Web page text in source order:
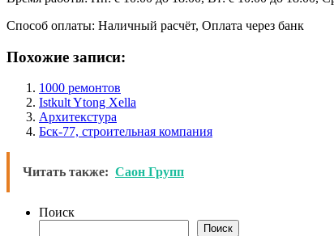
Способ оплаты: Наличный расчёт, Оплата через банк
Похожие записи:
1000 ремонтов
Istkult Ytong Xella
Архитекстура
Бск-77, строительная компания
Читать также: Саон Групп
Поиск
Поиск